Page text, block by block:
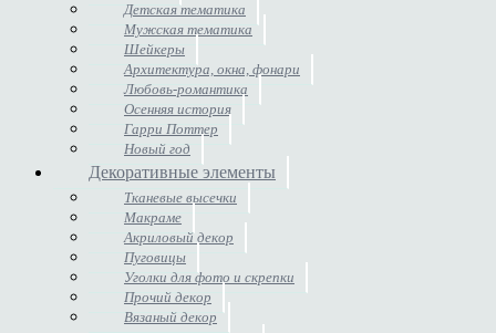
Детская тематика
Мужская тематика
Шейкеры
Архитектура, окна, фонари
Любовь-романтика
Осенняя история
Гарри Поттер
Новый год
Декоративные элементы
Тканевые высечки
Макраме
Акриловый декор
Пуговицы
Уголки для фото и скрепки
Прочий декор
Вязаный декор